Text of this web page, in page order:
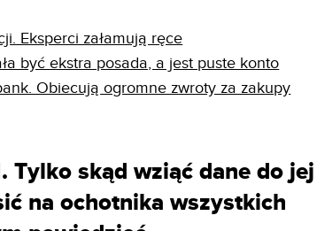
Eksperci załamują ręce
być ekstra posada, a jest puste konto
Obiecują ogromne zwroty za zakupy
Tylko skąd wziąć dane do jej
na ochotnika wszystkich